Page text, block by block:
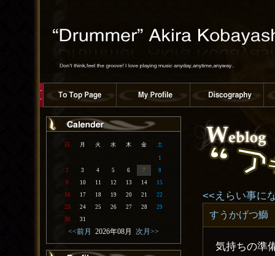
<<えらい事に
すうかげつ鰤
気持ちの準
日 月 火 水 木 金 土
1
2
3 4 5 6 7
8
9
10 11 12 13 14
15
16
17 18 19 20 21
22
23
24 25 26 27 28
29
30
31
<<前月 2026年08月 次月>>